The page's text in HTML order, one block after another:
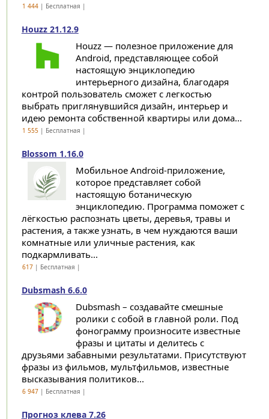
1 444| Бесплатная |
Houzz 21.12.9
Houzz — полезное приложение для
Android, представляющее собой
настоящую энциклопедию
интерьерного дизайна, благодаря
контрой пользователь сможет с легкостью
выбрать приглянувшийся дизайн, интерьер и
идею ремонта собственной квартиры или дома...
1 555| Бесплатная |
Blossom 1.16.0
Мобильное Android-приложение,
которое представляет собой
настоящую ботаническую
энциклопедию. Программа поможет с
лёгкостью распознать цветы, деревья, травы и
растения, а также узнать, в чем нуждаются ваши
комнатные или уличные растения, как
подкармливать...
617| Бесплатная |
Dubsmash 6.6.0
Dubsmash – создавайте смешные
ролики с собой в главной роли. Под
фонограмму произносите известные
фразы и цитаты и делитесь с
друзьями забавными результатами. Присутствуют
фразы из фильмов, мультфильмов, известные
высказывания политиков...
6 947| Бесплатная |
Прогноз клева 7.26